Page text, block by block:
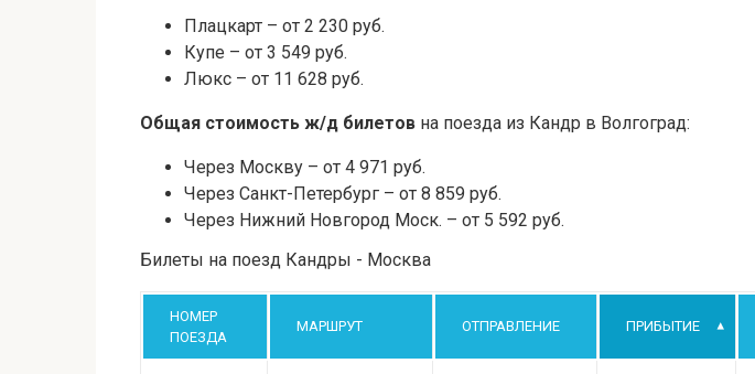
Плацкарт – от 2 230 руб.
Купе – от 3 549 руб.
Люкс – от 11 628 руб.
Общая стоимость ж/д билетов на поезда из Кандр в Волгоград:
Через Москву – от 4 971 руб.
Через Санкт-Петербург – от 8 859 руб.
Через Нижний Новгород Моск. – от 5 592 руб.
Билеты на поезд Кандры - Москва
НОМЕР
ПОЕЗДА
МАРШРУТ ОТПРАВЛЕНИЕ ПРИБЫТИЕ